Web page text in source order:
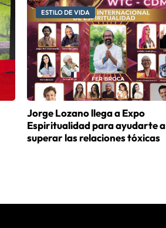
ESTILO DE VIDA
Jorge Lozano llega a Expo
Espiritualidad para ayudarte a
superar las relaciones tóxicas